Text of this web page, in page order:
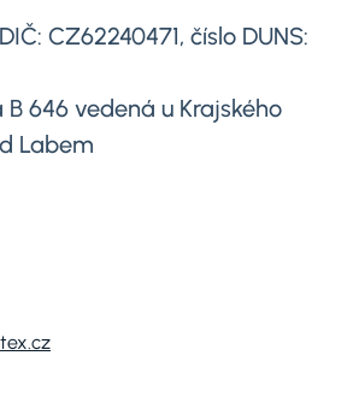
CZ62240471, číslo DUNS:
646 vedená u Krajského
Labem